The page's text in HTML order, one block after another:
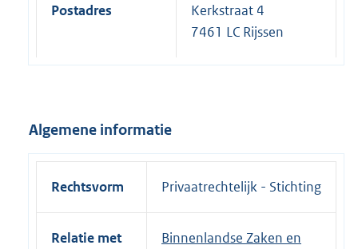
Postadres
Kerkstraat 4
7461 LC Rijssen
Algemene informatie
Rechtsvorm Privaatrechtelijk - Stichting
Relatie met
Binnenlandse Zaken en